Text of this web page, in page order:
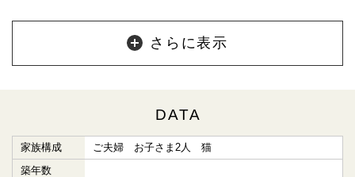
さらに表示
DATA
家族構成
ご夫婦 お子さま2人 猫
築年数